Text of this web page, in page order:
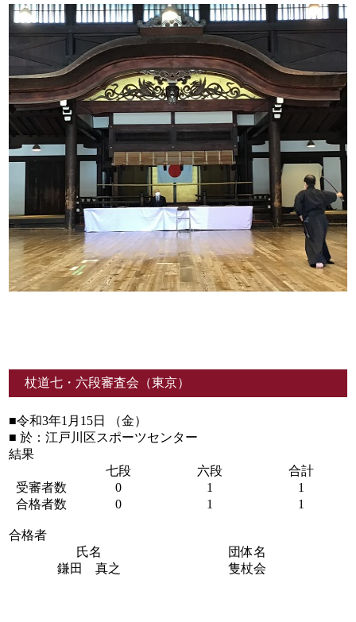
杖道七・六段審査会（東京）
■令和3年1月15日 （金）
■ 於：江戸川区スポーツセンター
結果
七段
六段
合計
受審者数
0 1
1
合格者数
0 1 1
合格者
氏名
団体名
鎌田 真之
隻杖会